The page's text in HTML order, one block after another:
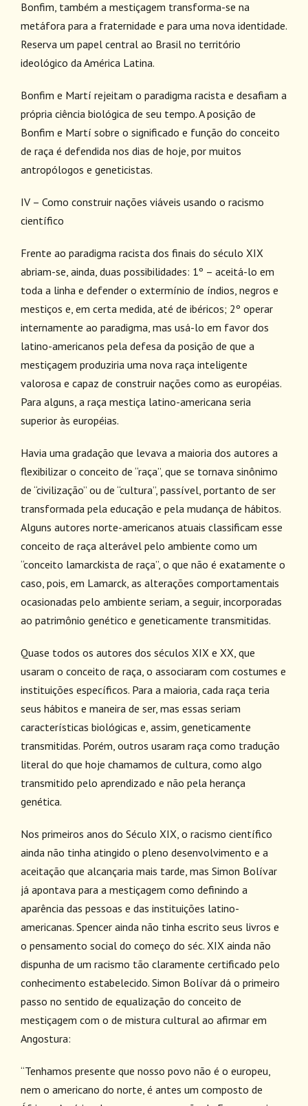
Bonfim, também a mestiçagem transforma-se na
metáfora para a fraternidade e para uma nova identidade.
Reserva um papel central ao Brasil no território
ideológico da América Latina.
Bonfim e Martí rejeitam o paradigma racista e desafiam a
própria ciência biológica de seu tempo. A posição de
Bonfim e Martí sobre o significado e função do conceito
de raça é defendida nos dias de hoje, por muitos
antropólogos e geneticistas.
IV – Como construir nações viáveis usando o racismo
científico
Frente ao paradigma racista dos finais do século XIX
abriam-se, ainda, duas possibilidades: 1º – aceitá-lo em
toda a linha e defender o extermínio de índios, negros e
mestiços e, em certa medida, até de ibéricos; 2º operar
internamente ao paradigma, mas usá-lo em favor dos
latino-americanos pela defesa da posição de que a
mestiçagem produziria uma nova raça inteligente
valorosa e capaz de construir nações como as européias.
Para alguns, a raça mestiça latino-americana seria
superior às européias.
Havia uma gradação que levava a maioria dos autores a
flexibilizar o conceito de “raça”, que se tornava sinônimo
de “civilização” ou de “cultura”, passível, portanto de ser
transformada pela educação e pela mudança de hábitos.
Alguns autores norte-americanos atuais classificam esse
conceito de raça alterável pelo ambiente como um
“conceito lamarckista de raça”, o que não é exatamente o
caso, pois, em Lamarck, as alterações comportamentais
ocasionadas pelo ambiente seriam, a seguir, incorporadas
ao patrimônio genético e geneticamente transmitidas.
Quase todos os autores dos séculos XIX e XX, que
usaram o conceito de raça, o associaram com costumes e
instituições específicos. Para a maioria, cada raça teria
seus hábitos e maneira de ser, mas essas seriam
características biológicas e, assim, geneticamente
transmitidas. Porém, outros usaram raça como tradução
literal do que hoje chamamos de cultura, como algo
transmitido pelo aprendizado e não pela herança
genética.
Nos primeiros anos do Século XIX, o racismo científico
ainda não tinha atingido o pleno desenvolvimento e a
aceitação que alcançaria mais tarde, mas Simon Bolívar
já apontava para a mestiçagem como definindo a
aparência das pessoas e das instituições latino-
americanas. Spencer ainda não tinha escrito seus livros e
o pensamento social do começo do séc. XIX ainda não
dispunha de um racismo tão claramente certificado pelo
conhecimento estabelecido. Simon Bolívar dá o primeiro
passo no sentido de equalização do conceito de
mestiçagem com o de mistura cultural ao afirmar em
Angostura:
“Tenhamos presente que nosso povo não é o europeu,
nem o americano do norte, é antes um composto de